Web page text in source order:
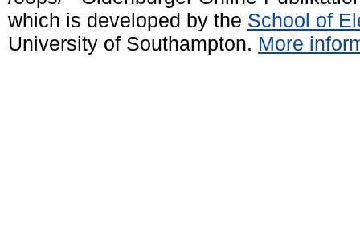
which is developed by the School of
University of Southampton. More